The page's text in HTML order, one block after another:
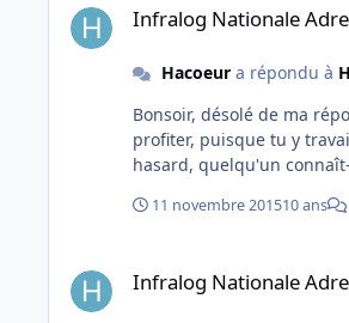
Infralog Nationale
Hacoeura répondu à
Bonsoir, désolé de ma
profiter, puisque tu y travailles,
11 novembre 201510 ans
Infralog Nationale